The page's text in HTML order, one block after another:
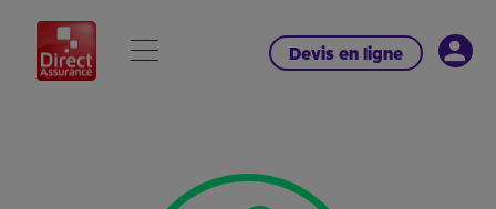
Devis en ligne